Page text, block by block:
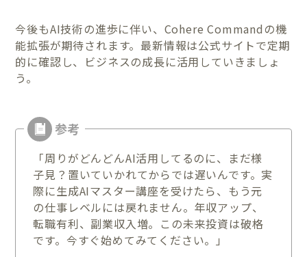
今後もAI技術の進歩に伴い、Cohere Commandの機
能拡張が期待されます。最新情報は公式サイトで定期
的に確認し、ビジネスの成長に活用していきましょ
う。
「周りがどんどんAI活用してるのに、まだ様
子見？置いていかれてからでは遅いんです。実
際に生成AIマスター講座を受けたら、もう元
の仕事レベルには戻れません。年収アップ、
転職有利、副業収入増。この未来投資は破格
です。今すぐ始めてみてください。」